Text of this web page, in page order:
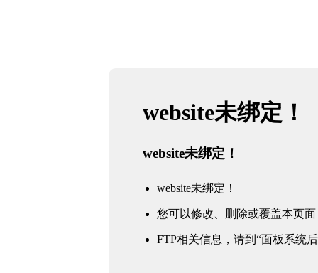
website未绑定！
website未绑定！
website未绑定！
您可以修改、删除或覆盖本页面
FTP相关信息，请到“面板系统